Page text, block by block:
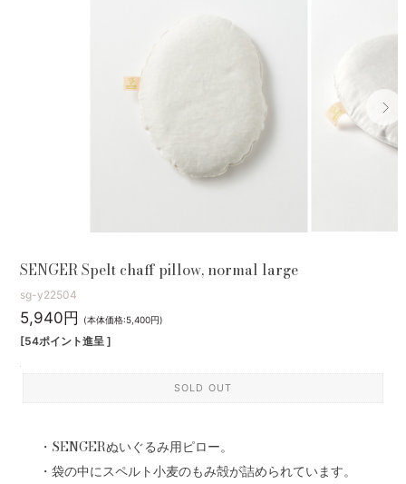
SENGER Spelt chaff pillow, normal large
sg-y22504
5,940円 (本体価格:5,400円)
[54ポイント進呈 ]
SOLD OUT
・SENGERぬいぐるみ用ピロー。
・袋の中にスペルト小麦のもみ殻が詰められています。